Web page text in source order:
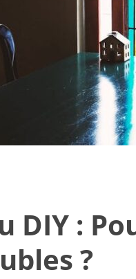
DIY :
?
Yoga doux à
pour votre
être